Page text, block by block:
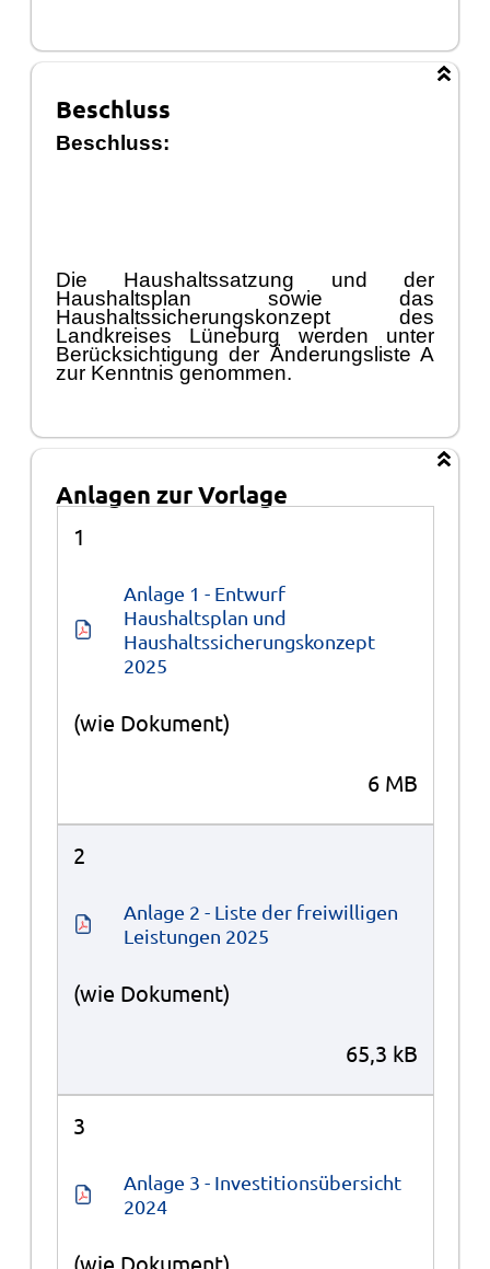
Beschluss
Beschluss:
Die Haushaltssatzung und der
Haushaltsplan sowie das
Haushaltssicherungskonzept des
Landkreises Lüneburg werden unter
Berücksichtigung der Änderungsliste A
zur Kenntnis genommen.
Anlagen zur Vorlage
1
Anlage 1 - Entwurf
Haushaltsplan und
Haushaltssicherungskonzept
2025
(wie Dokument)
6 MB
2
Anlage 2 - Liste der freiwilligen
Leistungen 2025
(wie Dokument)
65,3 kB
3
Anlage 3 - Investitionsübersicht
2024
(wie Dokument)